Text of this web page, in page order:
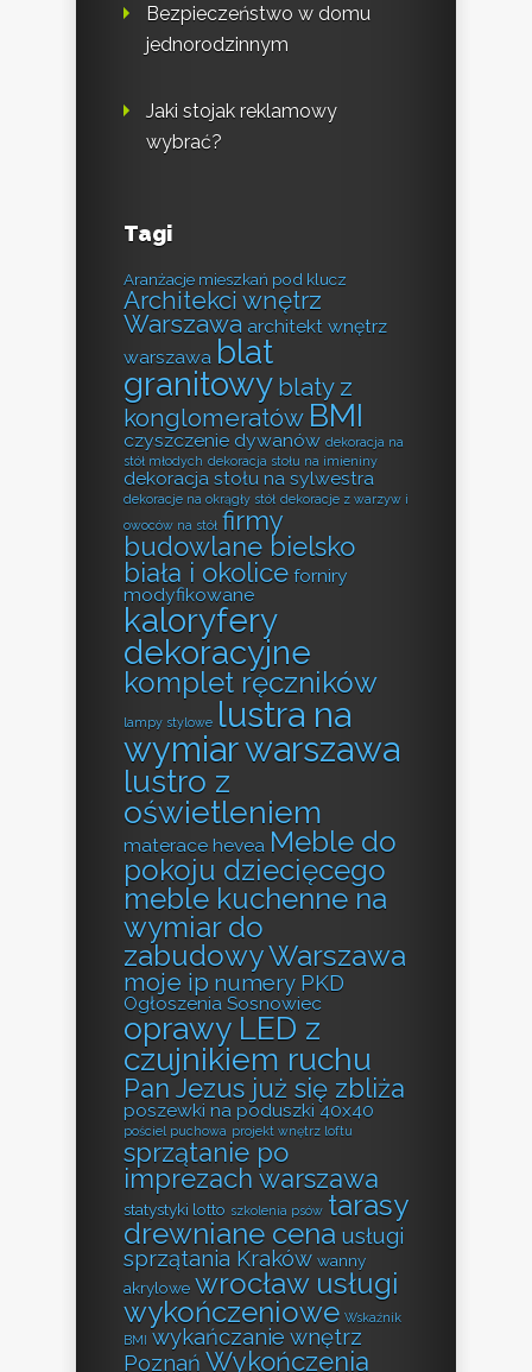
Bezpieczeństwo w domu
jednorodzinnym
Jaki stojak reklamowy
wybrać?
Tagi
Aranżacje mieszkań pod klucz
Architekci wnętrz
Warszawa architekt wnętrz
warszawa blat
granitowy blaty z
konglomeratów BMI
czyszczenie dywanów dekoracja na
stół młodych dekoracja stołu na imieniny
dekoracja stołu na sylwestra
dekoracje na okrągły stół dekoracje z warzyw i
owoców na stół firmy
budowlane bielsko
biała i okolice forniry
modyfikowane
kaloryfery
dekoracyjne
komplet ręczników
lampy stylowe lustra na
wymiar warszawa
lustro z
oświetleniem
materace hevea Meble do
pokoju dziecięcego
meble kuchenne na
wymiar do
zabudowy Warszawa
moje ip numery PKD
Ogłoszenia Sosnowiec
oprawy LED z
czujnikiem ruchu
Pan Jezus już się zbliża
poszewki na poduszki 40x40
pościel puchowa projekt wnętrz loftu
sprzątanie po
imprezach warszawa
statystyki lotto szkolenia psów tarasy
drewniane cena usługi
sprzątania Kraków wanny
akrylowe wrocław usługi
wykończeniowe Wskaźnik
BMI wykańczanie wnętrz
Poznań Wykończenia